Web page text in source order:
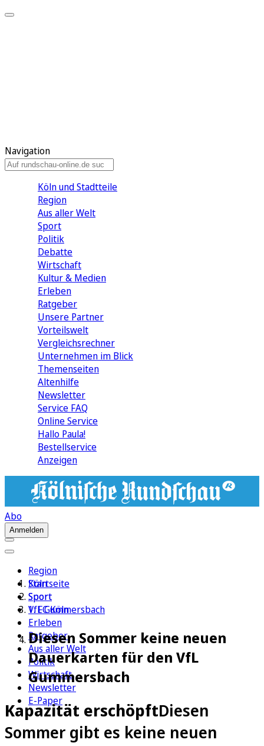
Navigation
Köln und Stadtteile
Region
Aus aller Welt
Sport
Politik
Debatte
Wirtschaft
Kultur & Medien
Erleben
Ratgeber
Unsere Partner
Vorteilswelt
Vergleichsrechner
Unternehmen im Blick
Themenseiten
Altenhilfe
Newsletter
Service FAQ
Online Service
Hallo Paula!
Bestellservice
Anzeigen
Abo
Anmelden
Region
Köln
Sport
1. FC Köln
Erleben
Ratgeber
Aus aller Welt
Politik
Wirtschaft
Newsletter
E-Paper
Startseite
Sport
VfL Gummersbach
Diesen Sommer keine neuen
Dauerkarten für den VfL
Gummersbach
Kapazität erschöpftDiesen
Sommer gibt es keine neuen